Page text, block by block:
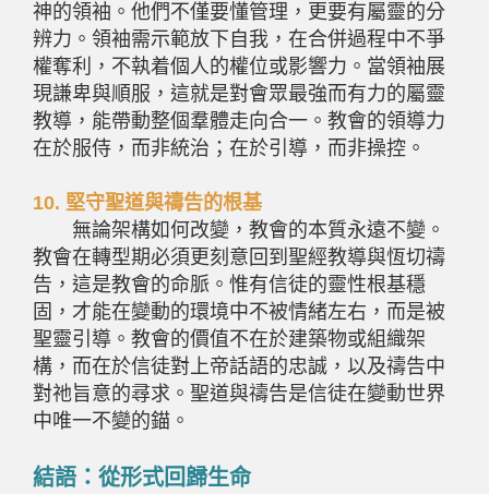
神的領袖。他們不僅要懂管理，更要有屬靈的分
辨力。領袖需示範放下自我，在合併過程中不爭
權奪利，不執着個人的權位或影響力。當領袖展
現謙卑與順服，這就是對會眾最強而有力的屬靈
教導，能帶動整個羣體走向合一。教會的領導力
在於服侍，而非統治；在於引導，而非操控。
10. 堅守聖道與禱告的根基
無論架構如何改變，教會的本質永遠不變。
教會在轉型期必須更刻意回到聖經教導與恆切禱
告，這是教會的命脈。惟有信徒的靈性根基穩
固，才能在變動的環境中不被情緒左右，而是被
聖靈引導。教會的價值不在於建築物或組織架
構，而在於信徒對上帝話語的忠誠，以及禱告中
對祂旨意的尋求。聖道與禱告是信徒在變動世界
中唯一不變的錨。
結語：從形式回歸生命